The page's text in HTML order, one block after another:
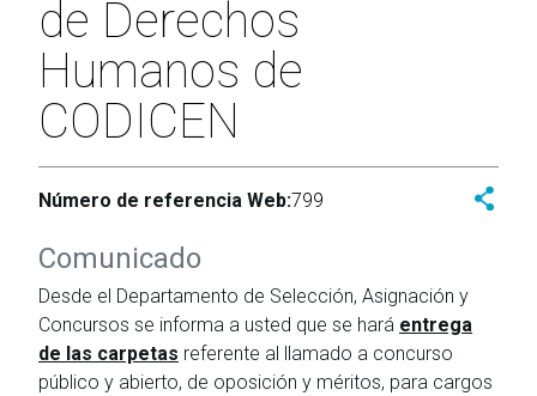
de Derechos
Humanos de
CODICEN
Número de referencia Web:799
Comunicado
Desde el Departamento de Selección, Asignación y
Concursos se informa a usted que se hará entrega
de las carpetas referente al llamado a concurso
público y abierto, de oposición y méritos, para cargos